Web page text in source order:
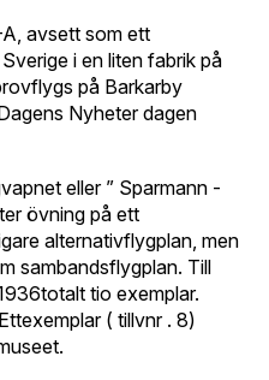
avsett som ett
i en liten fabrik på
på Barkarby
Nyheter dagen
eller ” Sparmann -
övning på ett
alternativflygplan, men
sambandsflygplan. Till
tio exemplar.
( tillvnr . 8)